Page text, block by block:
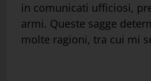
in comunicati ufficiosi,
armi. Queste sagge
molte ragioni, tra cui mi